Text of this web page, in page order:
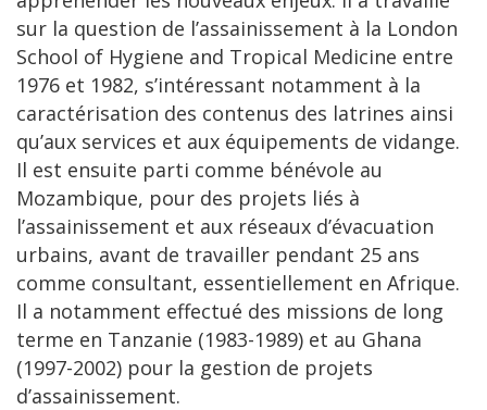
sur la question de l’assainissement à la London
School of Hygiene and Tropical Medicine entre
1976 et 1982, s’intéressant notamment à la
caractérisation des contenus des latrines ainsi
qu’aux services et aux équipements de vidange.
Il est ensuite parti comme bénévole au
Mozambique, pour des projets liés à
l’assainissement et aux réseaux d’évacuation
urbains, avant de travailler pendant 25 ans
comme consultant, essentiellement en Afrique.
Il a notamment effectué des missions de long
terme en Tanzanie (1983-1989) et au Ghana
(1997-2002) pour la gestion de projets
d’assainissement.